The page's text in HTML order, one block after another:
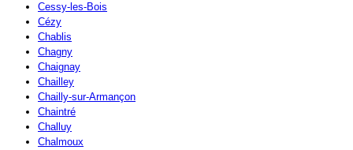
Cessy-les-Bois
Cézy
Chablis
Chagny
Chaignay
Chailley
Chailly-sur-Armançon
Chaintré
Challuy
Chalmoux